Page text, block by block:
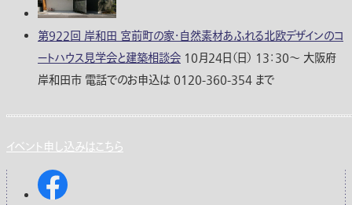
第922回 岸和田 宮前町の家・自然素材あふれる北欧デザインのコ
ートハウス見学会と建築相談会 10月24日（日） 13：30〜 大阪府
岸和田市 電話でのお申込は 0120-360-354 まで
イベント申し込みはこちら